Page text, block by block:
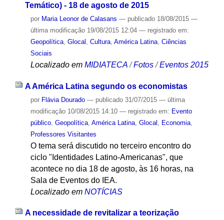
Temático) - 18 de agosto de 2015
por Maria Leonor de Calasans — publicado18/08/2015 —
última modificação19/08/2015 12:04 — registrado em:
Geopolítica, Glocal Cultura, América Latina, Ciências
Sociais
Localizado em MIDIATECA /Fotos /Eventos 2015
A América Latina segundo os economistas
por Flávia Dourado — publicado31/07/2015 — última
modificação10/08/2015 14:10 — registrado em: Evento
público, Geopolítica, América Latina, Glocal Economia,
Professores Visitantes
O tema será discutido no terceiro encontro do
ciclo "Identidades Latino-Americanas", que
acontece no dia 18 de agosto, às 16 horas, na
Sala de Eventos do IEA.
Localizado em NOTÍCIAS
A necessidade de revitalizar a teorização